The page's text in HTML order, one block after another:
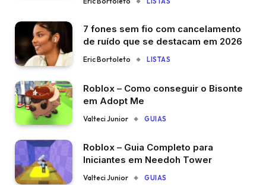
7 fones sem fio com cancelamento
de ruído que se destacam em 2026
Eric Bortoleto LISTAS
Roblox – Como conseguir o Bisonte
em Adopt Me
Valteci Junior GUIAS
Roblox – Guia Completo para
Iniciantes em Needoh Tower
Valteci Junior GUIAS